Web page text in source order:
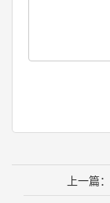
上一篇：